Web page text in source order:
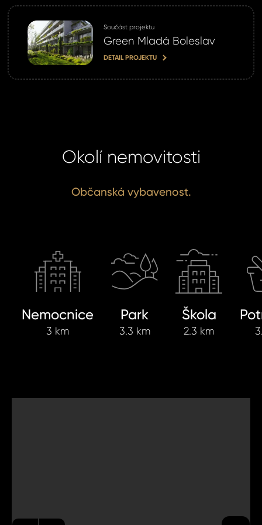
Součást projektu
Green Mladá Boleslav
DETAIL PROJEKTU
Okolí nemovitosti
Občanská vybavenost.
Nemocnice
3 km
Park
3.3 km
Škola
2.3 km